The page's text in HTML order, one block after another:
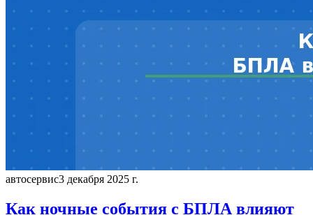
автосервис3 декабря 2025 г.
Как ночные события с БПЛА влияют